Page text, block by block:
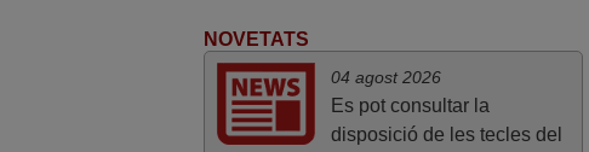
NOVETATS
04 agost 2026
Es pot consultar la
disposició de les tecles del